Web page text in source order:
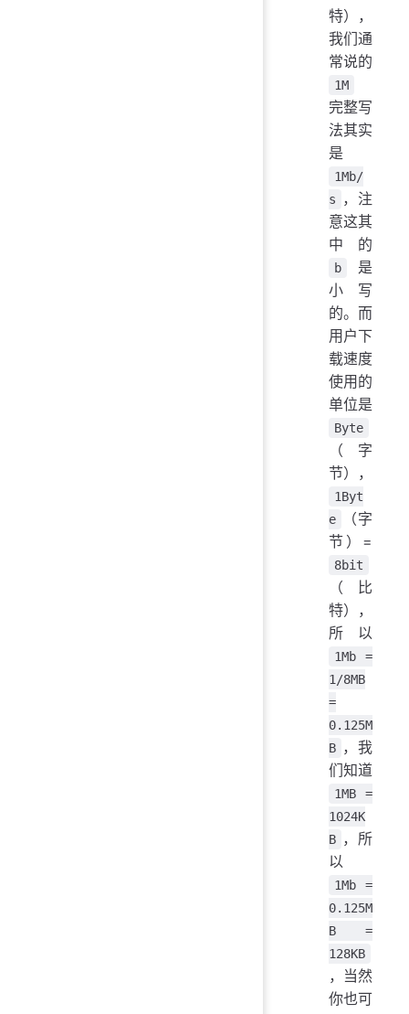
特），
我们通
常说的
1M
完整写
法其实
是
1Mb/
s
，注
意这其
中的
b
是
小写
的。而
用户下
载速度
使用的
单位是
Byte
（字
节），
1Byt
e
（字
节）=
8bit
（比
特），
所以
1Mb =
1/8MB
=
0.125M
B ，我
们知道
1MB =
1024K
B ，所
以
1Mb =
0.125M
B =
128KB
，当然
你也可